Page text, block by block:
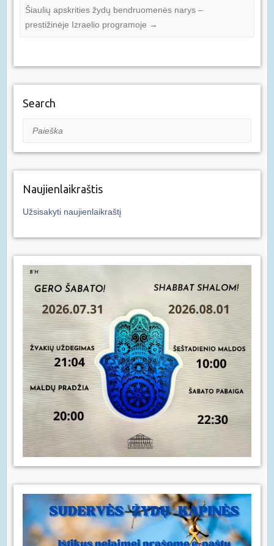
Šiaulių apskrities žydų bendruomenės narys –
prestižinėje Izraelio programoje →
Search
Paieška
Naujienlaikraštis
Užsisakyti naujienlaikraštį